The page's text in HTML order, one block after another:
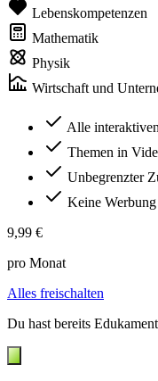
Lebenskompetenzen
Mathematik
Physik
Wirtschaft und
Alle
Themen in
Unbegrenzter
Keine
9,99 €
pro Monat
Alles freischalten
Du hast bereits